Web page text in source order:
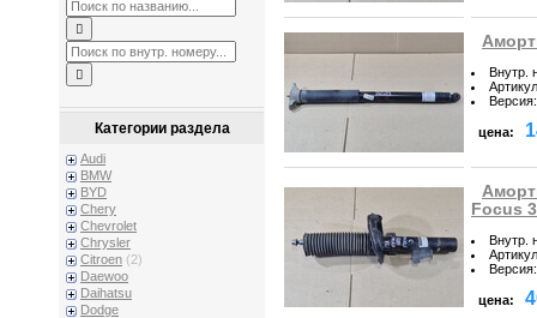
Категории раздела
Audi
BMW
BYD
Chery
Chevrolet
Chrysler
Citroen (2)
Daewoo
Daihatsu
Dodge
Внутр.
Артикул
Версия:
цена:
Focus 3
Внутр.
Артикул
Версия:
цена: